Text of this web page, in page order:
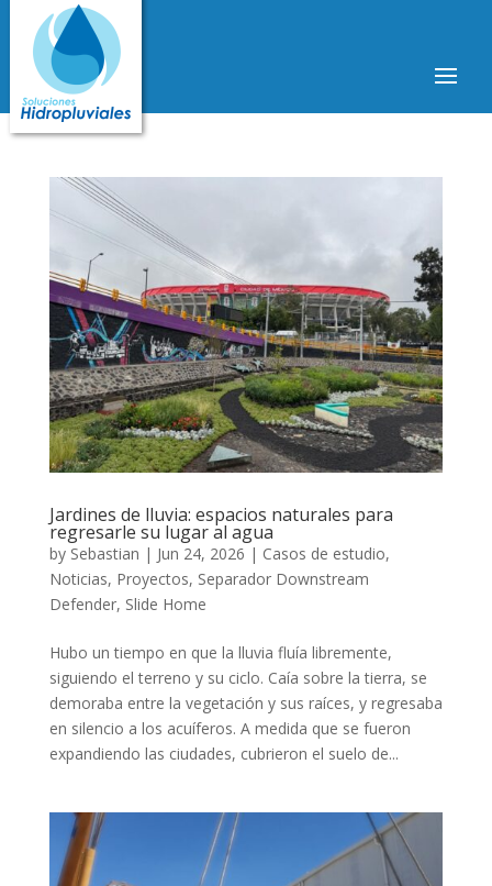
Jardines de lluvia: espacios naturales para
regresarle su lugar al agua
by Sebastian | Jun 24, 2026 | Casos de estudio,
Noticias, Proyectos, Separador Downstream
Defender, Slide Home
Hubo un tiempo en que la lluvia fluía libremente,
siguiendo el terreno y su ciclo. Caía sobre la tierra, se
demoraba entre la vegetación y sus raíces, y regresaba
en silencio a los acuíferos. A medida que se fueron
expandiendo las ciudades, cubrieron el suelo de...